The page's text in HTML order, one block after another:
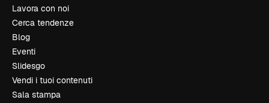
Lavora con noi
Cerca tendenze
Blog
Eventi
Slidesgo
Vendi i tuoi contenuti
Sala stampa